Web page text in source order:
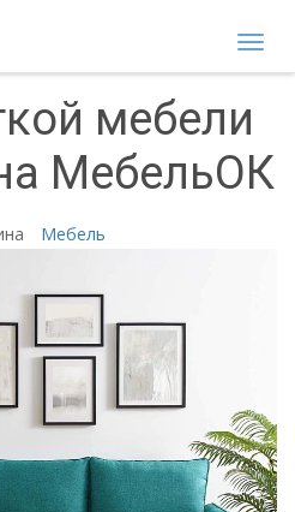
мебели
МебельОК
Мебель